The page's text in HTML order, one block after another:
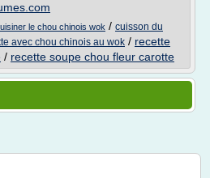
le chou chinois wok / cuisson du
avec chou chinois au wok / recette
/ recette soupe chou fleur carotte